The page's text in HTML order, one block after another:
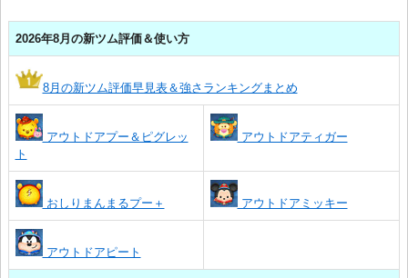
2026年8月の新ツム評価＆使い方
8月の新ツム評価早見表＆強さランキングまとめ
アウトドアプー＆ピグレッ
ト
アウトドアティガー
おしりまんまるプー＋ アウトドアミッキー
アウトドアピート